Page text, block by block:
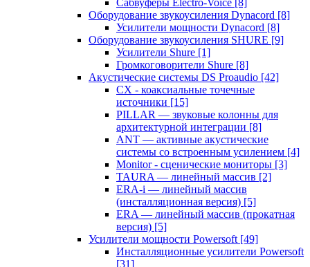
Сабвуферы Electro-Voice [8]
Оборудование звукоусиления Dynacord [8]
Усилители мощности Dynacord [8]
Оборудование звукоусиления SHURE [9]
Усилители Shure [1]
Громкоговорители Shure [8]
Акустические системы DS Proaudio [42]
CX - коаксиальные точечные
источники [15]
PILLAR — звуковые колонны для
архитектурной интеграции [8]
ANT — активные акустические
системы со встроенным усилением [4]
Monitor - сценические мониторы [3]
TAURA — линейный массив [2]
ERA-i — линейный массив
(инсталляционная версия) [5]
ERA — линейный массив (прокатная
версия) [5]
Усилители мощности Powersoft [49]
Инсталляционные усилители Powersoft
[31]